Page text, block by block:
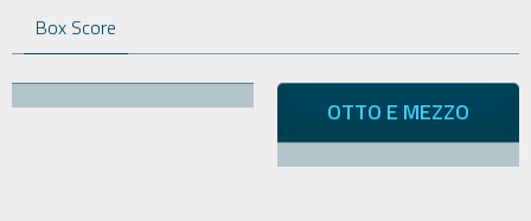
Box Score
OTTO E MEZZO